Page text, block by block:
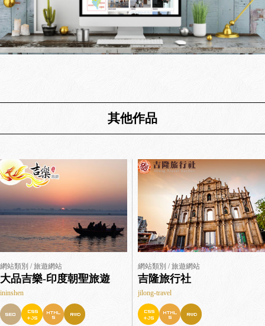
其他作品
網站類別 / 旅遊網站
大品吉樂-印度朝聖旅遊
ininshen
網站類別 / 旅遊網站
吉隆旅行社
jilong-travel